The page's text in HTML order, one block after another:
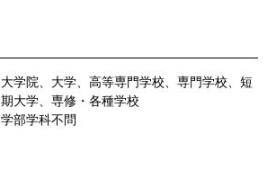
大学院、大学、高等専門学校、専門学校、短
期大学、専修・各種学校
学部学科不問